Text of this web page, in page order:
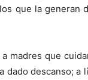
que la generan
madres que
dado descanso; a